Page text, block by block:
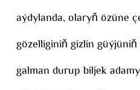
aýdylanda, olaryň özüne
gözelliginiň gizlin
galman durup biljek